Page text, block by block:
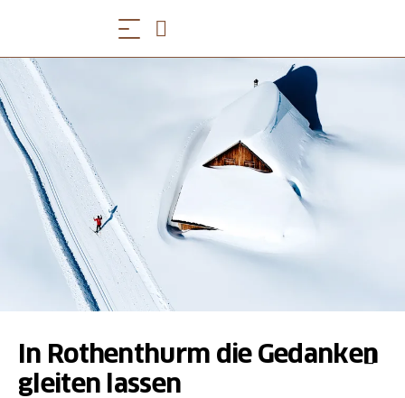
In Rothenthurm die Gedanken
gleiten lassen